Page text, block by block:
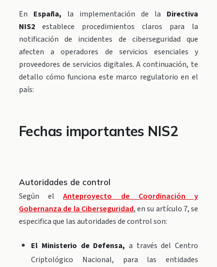
En España, la implementación de la Directiva
NIS2 establece procedimientos claros para la
notificación de incidentes de ciberseguridad que
afecten a operadores de servicios esenciales y
proveedores de servicios digitales. A continuación, te
detallo cómo funciona este marco regulatorio en el
país:
Fechas importantes NIS2
Autoridades de control
Según elAnteproyecto de Coordinación y
Gobernanza de la Ciberseguridad, en su artículo 7, se
especifica que las autoridades de control son:
El Ministerio de Defensa, a través del Centro
Criptológico Nacional, para las entidades